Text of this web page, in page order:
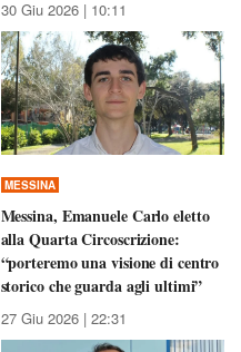
30 Giu 2026 | 10:11
MESSINA
Messina, Emanuele Carlo eletto
alla Quarta Circoscrizione:
“porteremo una visione di centro
storico che guarda agli ultimi”
27 Giu 2026 | 22:31